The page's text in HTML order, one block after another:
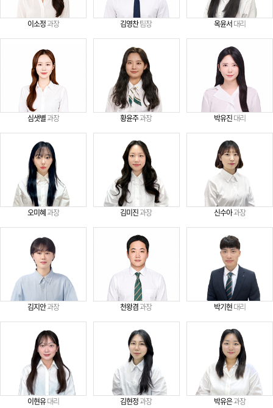
이소정과장 김영찬팀장 옥윤서대리
심샛별과장 황윤주과장 박유진대리
오미혜과장 김미진과장 신수아과장
김지안과장 천왕겸과장 박기현대리
이현유대리 김현정과장 박유은과장